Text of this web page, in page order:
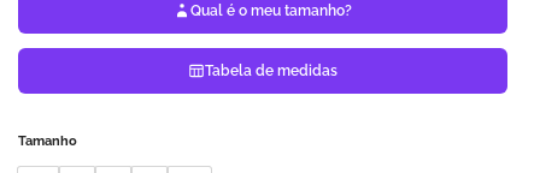
Qual é o meu tamanho?
Tabela de medidas
Tamanho